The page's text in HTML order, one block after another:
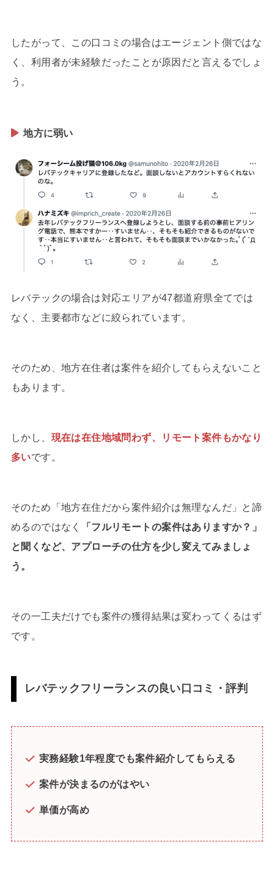
したがって、この口コミの場合はエージェント側ではな
く、利用者が未経験だったことが原因だと言えるでしょ
う。
地方に弱い
レバテックの場合は対応エリアが47都道府県全てでは
なく、主要都市などに絞られています。
そのため、地方在住者は案件を紹介してもらえないこと
もあります。
しかし、 現在は在住地域問わず、リモート案件もかなり
多いです。
そのため「地方在住だから案件紹介は無理なんだ」と諦
めるのではなく
「フルリモートの案件はありますか？」
と聞くなど、アプローチの仕方を少し変えてみましょ
う。
その一工夫だけでも案件の獲得結果は変わってくるはず
です。
レバテックフリーランスの良い口コミ・評判
実務経験1年程度でも案件紹介してもらえる
案件が決まるのがはやい
単価が高め